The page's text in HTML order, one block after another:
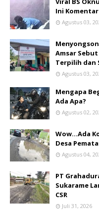
Ini
Agustus 03,
Amsar
Terpilih dan
Agustus 03,
Mengapa
Ada Apa?
Agustus 02,
Wow...Ada
Desa
Agustus 04,
PT
Sukarame
CSR
Juli 31, 2026